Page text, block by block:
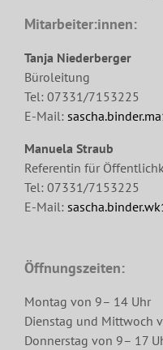
Mitarbeiter:innen:
Tanja Niederberger
Büroleitung
Tel: 07331/7153225
E-Mail:
Manuela Straub
Referentin für
Tel: 07331/7153225
E-Mail:
Öffnungszeiten:
Montag von 9– 14 Uhr
Dienstag und Mittwoch
Donnerstag von 9– 17